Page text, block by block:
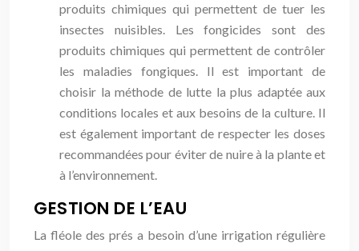
produits chimiques qui permettent de tuer les
insectes nuisibles. Les fongicides sont des
produits chimiques qui permettent de contrôler
les maladies fongiques. Il est important de
choisir la méthode de lutte la plus adaptée aux
conditions locales et aux besoins de la culture. Il
est également important de respecter les doses
recommandées pour éviter de nuire à la plante et
à l’environnement.
GESTION DE L’EAU
La fléole des prés a besoin d’une irrigation régulière